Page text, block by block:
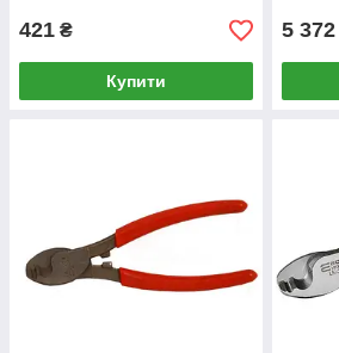
421 ₴
Купити
5 372